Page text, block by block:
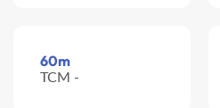
60m
TCM -